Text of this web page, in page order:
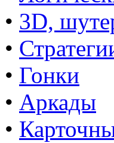
• 3D,
•
• Гонки
• Аркады
•